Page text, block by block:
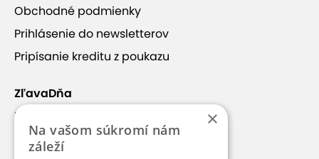
Obchodné podmienky
Prihlásenie do newsletterov
Pripísanie kreditu z poukazu
ZľavaDňa
Náš príbeh
Kontakt
×
Na vašom súkromí nám
záleží